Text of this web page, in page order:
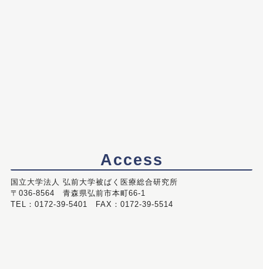
Access
国立大学法人 弘前大学被ばく医療総合研究所
〒036-8564 青森県弘前市本町66-1
TEL：0172-39-5401 FAX：0172-39-5514